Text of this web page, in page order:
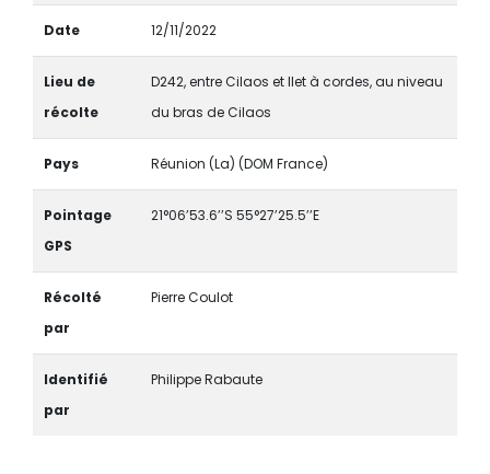
Date 12/11/2022
Lieu de
récolte
D242, entre Cilaos et Ilet à cordes, au niveau
du bras de Cilaos
Pays Réunion (La) (DOM France)
Pointage
GPS
21°06’53.6’’S 55°27’25.5’’E
Récolté
par
Pierre Coulot
Identifié
par
Philippe Rabaute